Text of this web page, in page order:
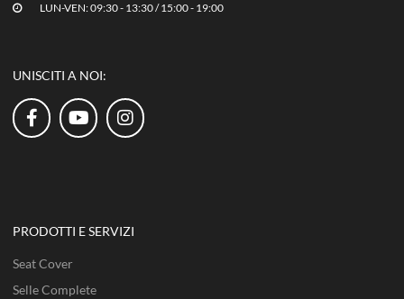
LUN-VEN: 09:30 - 13:30 / 15:00 - 19:00
UNISCITI A NOI:
PRODOTTI E SERVIZI
Seat Cover
Selle Complete